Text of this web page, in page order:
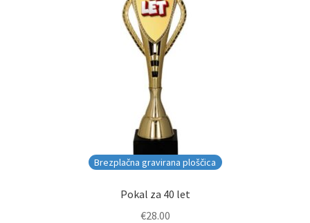
Brezplačna gravirana ploščica
Pokal za 40 let
€28.00